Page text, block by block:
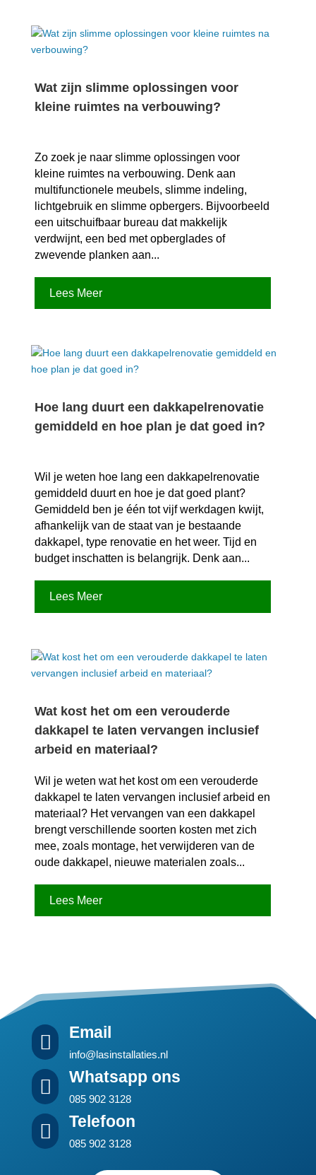
Wat zijn slimme oplossingen voor
kleine ruimtes na verbouwing?
Zo zoek je naar slimme oplossingen voor
kleine ruimtes na verbouwing.​ Denk aan
multifunctionele meubels, slimme indeling,
lichtgebruik en slimme opbergers.​ Bijvoorbeeld
een uitschuifbaar bureau dat makkelijk
verdwijnt, een bed met opberglades of
zwevende planken aan...
Lees Meer
Hoe lang duurt een dakkapelrenovatie
gemiddeld en hoe plan je dat goed in?
Wil je weten hoe lang een dakkapelrenovatie
gemiddeld duurt en hoe je dat goed plant?
Gemiddeld ben je één tot vijf werkdagen kwijt,
afhankelijk van de staat van je bestaande
dakkapel, type renovatie en het weer.​ Tijd en
budget inschatten is belangrijk.​ Denk aan...
Lees Meer
Wat kost het om een verouderde
dakkapel te laten vervangen inclusief
arbeid en materiaal?
Wil je weten wat het kost om een verouderde
dakkapel te laten vervangen inclusief arbeid en
materiaal? Het vervangen van een dakkapel
brengt verschillende soorten kosten met zich
mee, zoals montage, het verwijderen van de
oude dakkapel, nieuwe materialen zoals...
Lees Meer
 Email
info@lasinstallaties.nl
 Whatsapp ons
085 902 3128
 Telefoon
085 902 3128